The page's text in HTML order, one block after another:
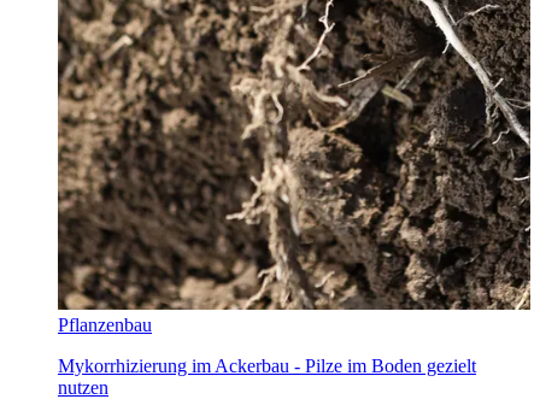
Pflanzenbau
Mykorrhizierung im Ackerbau - Pilze im Boden gezielt
nutzen